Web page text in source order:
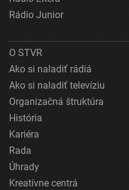
Rádio Junior
O STVR
Ako si naladiť rádiá
Ako si naladiť televíziu
Organizačná štruktúra
História
Kariéra
Rada
Úhrady
Kreatívne centrá